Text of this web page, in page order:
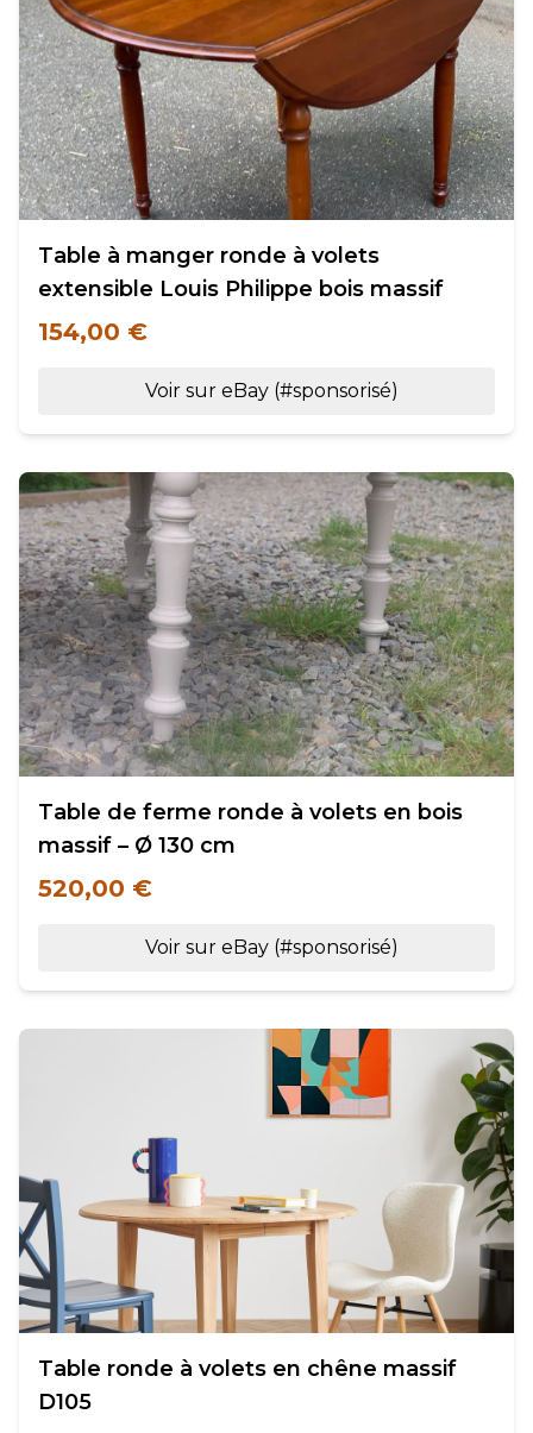
Table à manger ronde à volets
extensible Louis Philippe bois massif
154,00 €
Voir sur eBay (#sponsorisé)
Table de ferme ronde à volets en bois
massif – Ø 130 cm
520,00 €
Voir sur eBay (#sponsorisé)
Table ronde à volets en chêne massif
D105